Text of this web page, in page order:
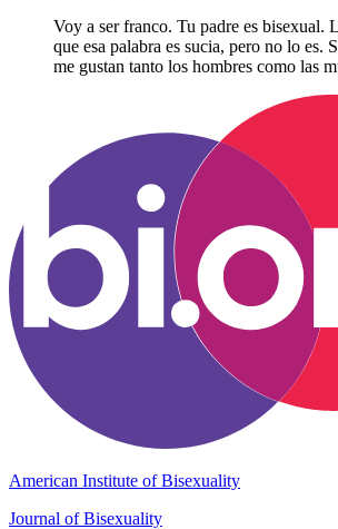
Voy a ser franco. Tu padre es bisexual.
que esa palabra es sucia, pero no lo es.
me gustan tanto los hombres como las
American Institute of Bisexuality
Journal of Bisexuality